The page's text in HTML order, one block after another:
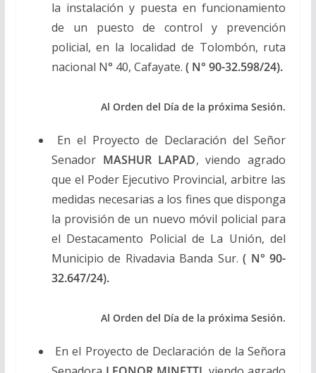
la instalación y puesta en funcionamiento
de un puesto de control y prevención
policial, en la localidad de Tolombón, ruta
nacional N° 40, Cafayate. ( N° 90-32.598/24).
Al Orden del Día de la próxima Sesión.
En el Proyecto de Declaración del Señor
Senador MASHUR LAPAD, viendo agrado
que el Poder Ejecutivo Provincial, arbitre las
medidas necesarias a los fines que disponga
la provisión de un nuevo móvil policial para
el Destacamento Policial de La Unión, del
Municipio de Rivadavia Banda Sur.( N° 90-
32.647/24).
Al Orden del Día de la próxima Sesión.
En el Proyecto de Declaración de la Señora